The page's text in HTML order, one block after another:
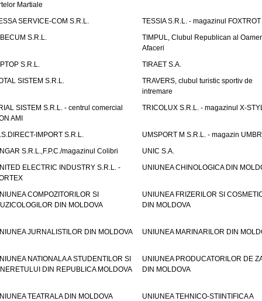
Martiale
SERVICE-COM S.R.L.
TESSIA S.R.L. - magazinul FOXTROT
S.R.L.
TIMPUL, Clubul Republican al
Afaceri
S.R.L.
TIRAET S.A.
SISTEM S.R.L.
TRAVERS, clubul turistic sportiv de
intremare
SISTEM S.R.L. - centrul comercial
AMI
TRICOLUX S.R.L. - magazinul X-
IMPORT S.R.L.
UMSPORT M S.R.L. - magazin
S.R.L.,F.P.C./magazinul Colibri
UNIC S.A.
ELECTRIC INDUSTRY S.R.L. -
UNIUNEA CHINOLOGICA DIN
COMPOZITORILOR SI
DIN MOLDOVA
UNIUNEA FRIZERILOR SI
DIN MOLDOVA
JURNALISTILOR DIN MOLDOVA UNIUNEA MARINARILOR DIN
NATIONALA A STUDENTILOR SI
DIN REPUBLICA MOLDOVA
UNIUNEA PRODUCATORILOR DE
DIN MOLDOVA
TEATRALA DIN MOLDOVA
UNIUNEA TEHNICO-STIINTIFICA A